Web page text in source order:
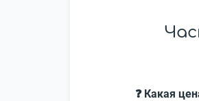
❓ Какая